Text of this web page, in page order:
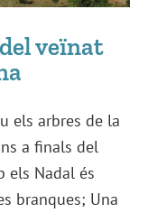
veïnat
els arbres de la
a finals del
els Nadal és
branques; Una